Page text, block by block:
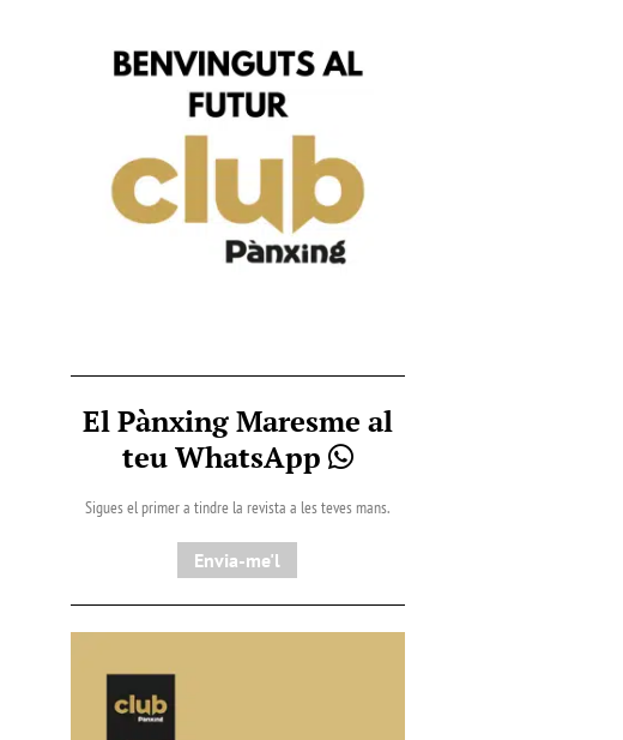
El Pànxing Maresme al
teu WhatsApp
Sigues el primer a tindre la revista a les teves mans.
Envia-me'l